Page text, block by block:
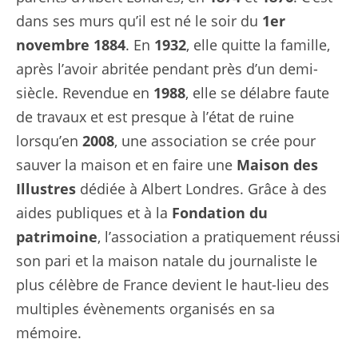
dans ses murs qu’il est né le soir du 1er
novembre 1884. En 1932, elle quitte la famille,
après l’avoir abritée pendant près d’un demi-
siècle. Revendue en 1988, elle se délabre faute
de travaux et est presque à l’état de ruine
lorsqu’en 2008, une association se crée pour
sauver la maison et en faire une Maison des
Illustres dédiée à Albert Londres. Grâce à des
aides publiques et à la Fondation du
patrimoine, l’association a pratiquement réussi
son pari et la maison natale du journaliste le
plus célèbre de France devient le haut-lieu des
multiples évènements organisés en sa
mémoire.